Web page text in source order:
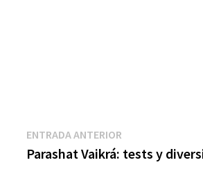
Navegación
de
ENTRADA ANTERIOR
anterior:
Parashat Vaikrá: tests y